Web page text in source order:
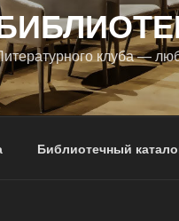
клуба —
Библиотечный